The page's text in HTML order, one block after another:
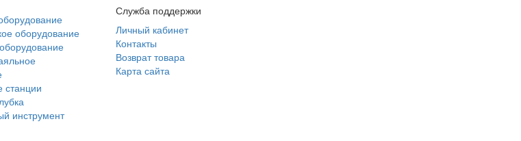
оборудование
станции
инструмент
Служба поддержки
Личный кабинет
Контакты
Возврат товара
Карта сайта